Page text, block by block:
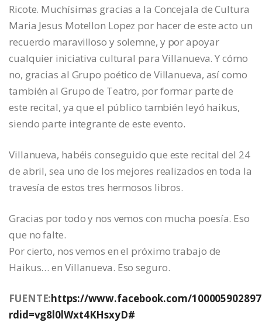
Ricote. Muchísimas gracias a la Concejala de Cultura
Maria Jesus Motellon Lopez por hacer de este acto un
recuerdo maravilloso y solemne, y por apoyar
cualquier iniciativa cultural para Villanueva. Y cómo
no, gracias al Grupo poético de Villanueva, así como
también al Grupo de Teatro, por formar parte de
este recital, ya que el público también leyó haikus,
siendo parte integrante de este evento.
Villanueva, habéis conseguido que este recital del 24
de abril, sea uno de los mejores realizados en toda la
travesía de estos tres hermosos libros.
Gracias por todo y nos vemos con mucha poesía. Eso
que no falte.
Por cierto, nos vemos en el próximo trabajo de
Haikus… en Villanueva. Eso seguro.
FUENTE:https://www.facebook.com/
rdid=vg8l0lWxt4KHsxyD#